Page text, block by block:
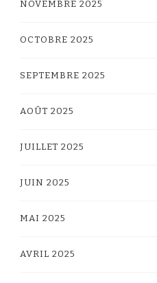
NOVEMBRE 2025
OCTOBRE 2025
SEPTEMBRE 2025
AOÛT 2025
JUILLET 2025
JUIN 2025
MAI 2025
AVRIL 2025